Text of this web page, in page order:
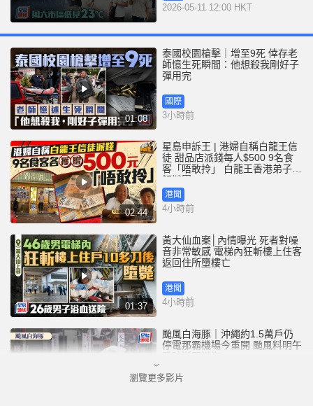
2026-05-11 12:00 HKT
01:08
泰國校園槍擊｜增至9死 倖存老
師憶生死瞬間：他想殺我剛好子
彈用完
國際
3小時前
02:44
星島申訴王 | 港婦自稱白龍王信
徒 甜品店派錢每人$500 9名食
客「唔敢拎」 白龍王香港弟子親
解謎團
港聞
4小時前
01:37
黃大仙血案│內情曝光 死者對噪
音非常敏感 電梯內狂斬樓上住客
返回住所墮樓亡
港聞
4小時前
颱風白海豚｜沖繩約1.5萬戶仍
停電那霸機場今重開 颱風料明午
港聞
瀏覽更多影片